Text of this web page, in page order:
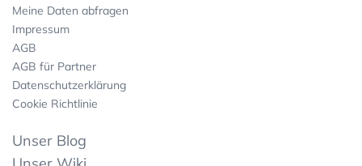
Meine Daten abfragen
Impressum
AGB
AGB für Partner
Datenschutzerklärung
Cookie Richtlinie
Unser Blog